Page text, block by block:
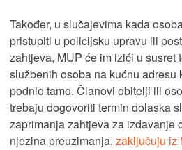
Također, u slučajevima kada
pristupiti u policijsku upravu ili
zahtjeva, MUP će im izići u susret
službenih osoba na kućnu adresu
podnio tamo. Članovi obitelji ili
trebaju dogovoriti termin dolaska
zaprimanja zahtjeva za izdavanje
njezina preuzimanja, zaključuju iz